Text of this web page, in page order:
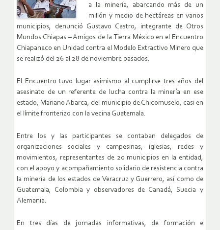
a la minería, abarcando más de un
millón y medio de hectáreas en varios
municipios, denunció Gustavo Castro, integrante de Otros
Mundos Chiapas – Amigos de la Tierra México en el Encuentro
Chiapaneco en Unidad contra el Modelo Extractivo Minero que
se realizó del 26 al 28 de noviembre pasados.
El Encuentro tuvo lugar asimismo al cumplirse tres años del
asesinato de un referente de lucha contra la minería en ese
estado, Mariano Abarca, del municipio de Chicomuselo, casi en
el límite fronterizo con la vecina Guatemala.
Entre los y las participantes se contaban delegados de
organizaciones sociales y campesinas, iglesias, redes y
movimientos, representantes de 20 municipios en la entidad,
con el apoyo y acompañamiento solidario de resistencia contra
la minería de los estados de Veracruz y Guerrero, así como de
Guatemala, Colombia y observadores de Canadá, Suecia y
Alemania.
En tres días de jornadas informativas, de formación e